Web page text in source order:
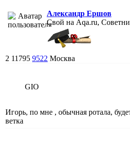
Александр Ершов
Свой на Aqa.ru,
2 11795 9522 Москва
GIO
Игорь, по мне , обычная ротала,
ветка